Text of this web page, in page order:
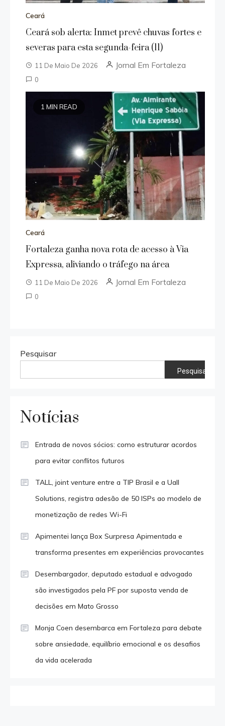
Ceará
Ceará sob alerta: Inmet prevê chuvas fortes e
severas para esta segunda-feira (11)
11 De Maio De 2026 Jornal Em Fortaleza
0
1 MIN READ
Ceará
Fortaleza ganha nova rota de acesso à Via
Expressa, aliviando o tráfego na área
11 De Maio De 2026 Jornal Em Fortaleza
0
Pesquisar
Pesquisar
Notícias
Entrada de novos sócios: como estruturar acordos
para evitar conflitos futuros
TALL, joint venture entre a TIP Brasil e a Uall
Solutions, registra adesão de 50 ISPs ao modelo de
monetização de redes Wi-Fi
Apimentei lança Box Surpresa Apimentada e
transforma presentes em experiências provocantes
Desembargador, deputado estadual e advogado
são investigados pela PF por suposta venda de
decisões em Mato Grosso
Monja Coen desembarca em Fortaleza para debate
sobre ansiedade, equilíbrio emocional e os desafios
da vida acelerada